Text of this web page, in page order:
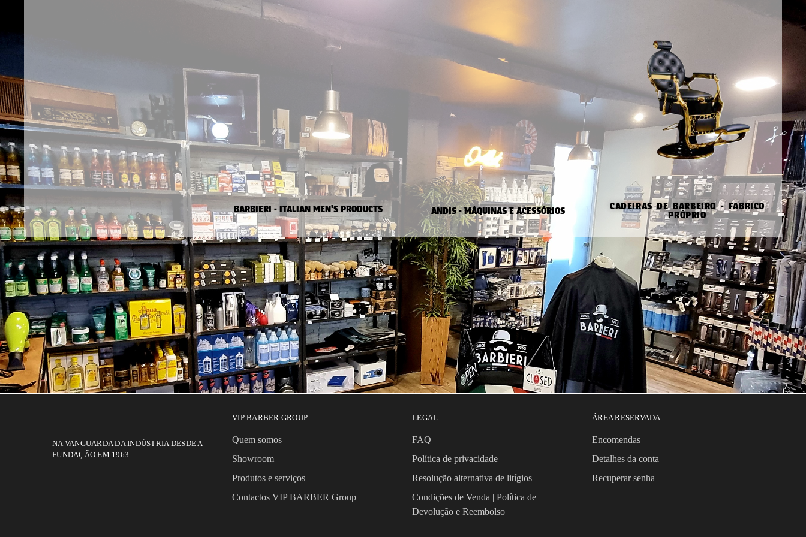
CADEIRAS DE BARBEIRO - FABRICO
PRÓPRIO
BARBIERI - ITALIAN MEN'S PRODUCTS ANDIS - MÁQUINAS E ACESSÓRIOS
NA VANGUARDA DA INDÚSTRIA DESDE A
FUNDAÇÃO EM 1963
VIP BARBER GROUP
Quem somos
Showroom
Produtos e serviços
Contactos VIP BARBER Group
LEGAL
FAQ
Política de privacidade
Resolução alternativa de litígios
Condições de Venda | Política de
Devolução e Reembolso
ÁREA RESERVADA
Encomendas
Detalhes da conta
Recuperar senha